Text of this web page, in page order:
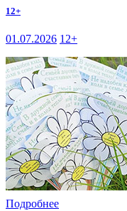
12+
01.07.2026 12+
Подробнее